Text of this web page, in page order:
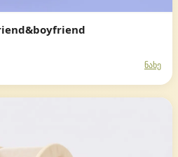
ნახე